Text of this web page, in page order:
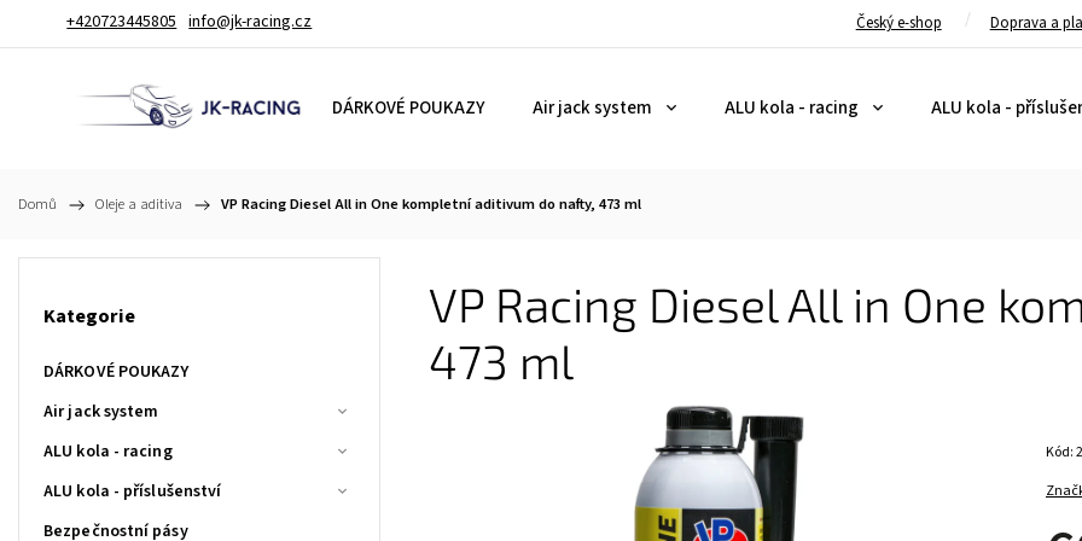
+420723445805 info@jk-racing.cz Český e-shop Doprava a
DÁRKOVÉ POUKAZY Air jack system ALU kola - racing ALU kola -
Domů / Oleje a aditiva / VP Racing Diesel All in One kompletní aditivum do nafty, 473 ml
Kategorie
DÁRKOVÉ POUKAZY
Air jack system
ALU kola - racing
ALU kola - příslušenství
Bezpečnostní pásy
VP Racing Diesel All in One
473 ml
Kód: